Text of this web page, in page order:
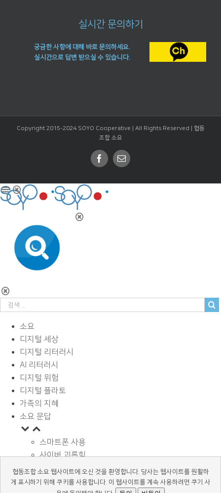
실시간 문의하기
궁금한 사항에 대해 바로 문의하세요.
실시간으로 답변 받으실 수 있습니다.
Copyright 2015-2024 SOYO Cooperative | All Rights Reserved | 협동
조합 소요
Facebook
Email
소요
디지털 세상
디지털 리터러시
AI 리터러시
디지털 위험
디지털 플라토
가족의 지혜
소요 문답
스마트폰 사용
사이버 괴롭힘
페이스북과 SNS
디지털과 학습
협동조합 소요 웹사이트에 오신 것을 환영합니다. 당사는 웹사이트를 원활하
게 표시하기 위해 쿠키를 사용합니다. 이 웹사이트를 계속 사용하려면 쿠기 사